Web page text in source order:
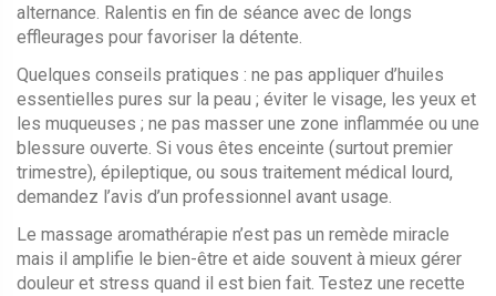
alternance. Ralentis en fin de séance avec de longs
effleurages pour favoriser la détente.
Quelques conseils pratiques : ne pas appliquer d’huiles
essentielles pures sur la peau ; éviter le visage, les yeux et
les muqueuses ; ne pas masser une zone inflammée ou une
blessure ouverte. Si vous êtes enceinte (surtout premier
trimestre), épileptique, ou sous traitement médical lourd,
demandez l’avis d’un professionnel avant usage.
Le massage aromathérapie n’est pas un remède miracle
mais il amplifie le bien-être et aide souvent à mieux gérer
douleur et stress quand il est bien fait. Testez une recette